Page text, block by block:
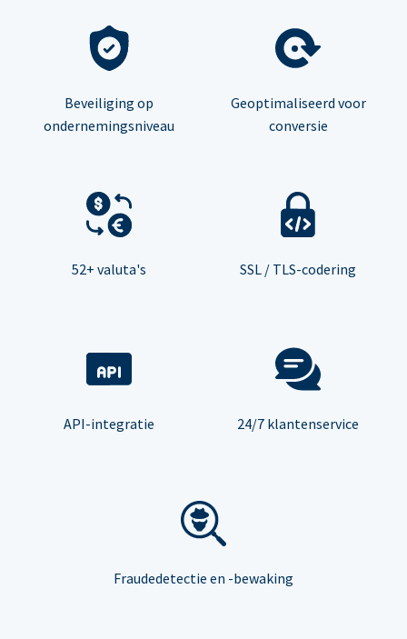
Beveiliging op
ondernemingsniveau
Geoptimaliseerd voor
conversie
52+ valuta's SSL / TLS-codering
API-integratie 24/7 klantenservice
Fraudedetectie en -bewaking